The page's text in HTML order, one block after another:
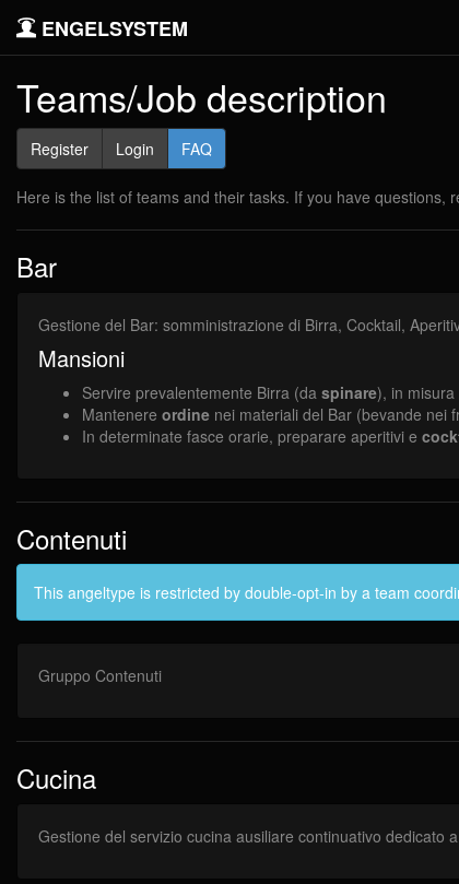
ENGELSYSTEM
Teams/Job description
Register Login FAQ
Here is the list of teams and their tasks. If you have questions,
Bar
Gestione del Bar: somministrazione di Birra, Cocktail,
Mansioni
Servire prevalentemente Birra (da spinare), in
Mantenere ordine nei materiali del Bar (bevande nei
In determinate fasce orarie, preparare aperitivi e
Contenuti
This angeltype is restricted by double-opt-in by a team
Gruppo Contenuti
Cucina
Gestione del servizio cucina ausiliare continuativo dedicato